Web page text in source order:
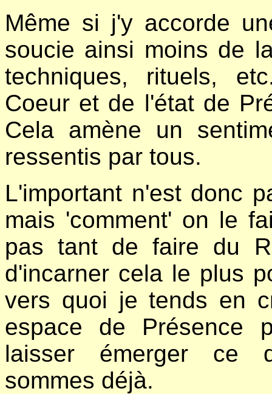
Même si j'y accorde
soucie ainsi moins de
techniques, rituels,
Coeur et de l'état de
Cela amène un
ressentis par tous.
L'important n'est donc
mais 'comment' on le
pas tant de faire du
d'incarner cela le plus
vers quoi je tends en
espace de Présence
laisser émerger ce
sommes déjà.